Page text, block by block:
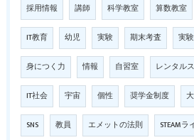
採用情報 講師 科学教室 算数教室
IT教育 幼児 実験 期末考査 実
身につく力 情報 自習室 レンタル
IT社会 宇宙 個性 奨学金制度
SNS 教員 エメットの法則 STEAM